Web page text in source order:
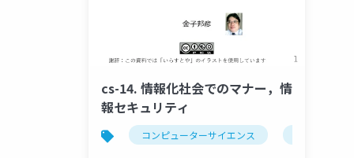
cs-14. 情報化社会でのマナー，情
報セキュリティ
コンピューターサイエンス